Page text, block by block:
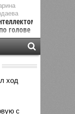
голове
ход
с